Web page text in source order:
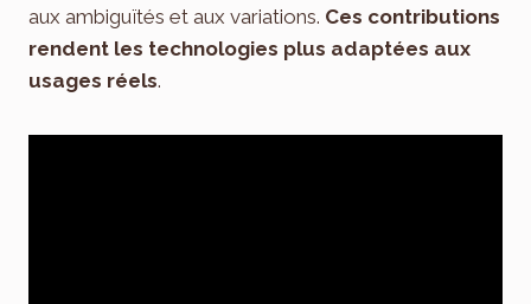
aux ambiguïtés et aux variations. Ces contributions
rendent les technologies plus adaptées aux
usages réels.